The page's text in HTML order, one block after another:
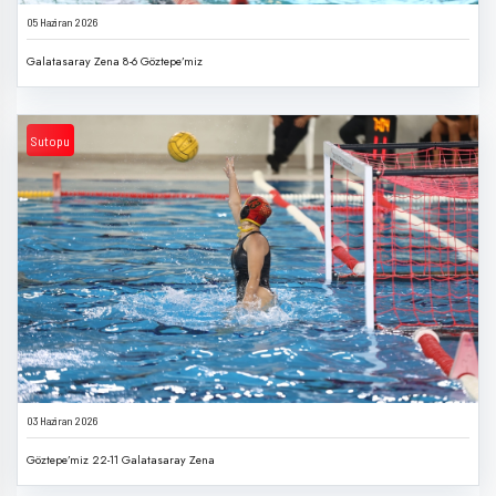
05 Haziran 2026
Galatasaray Zena 8-6 Göztepe’miz
Sutopu
03 Haziran 2026
Göztepe’miz 22-11 Galatasaray Zena